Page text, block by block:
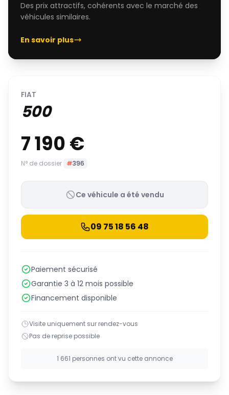
Des prix attractifs, cohérents avec le marché des
véhicules similaires.
En savoir plus
FIAT
500
7 190 €
N° de dossier #396
Ce véhicule a été vendu
09 75 18 56 48
Paiement sécurisé
Garantie 3 à 12 mois possible
Financement disponible
Visite uniquement sur rendez-vous
Pas de reprise possible
1 661 personnes ont vu cette annonce